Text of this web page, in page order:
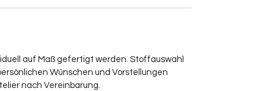
auf Maß gefertigt werden. Stoffauswahl
Wünschen und Vorstellungen
nach Vereinbarung.